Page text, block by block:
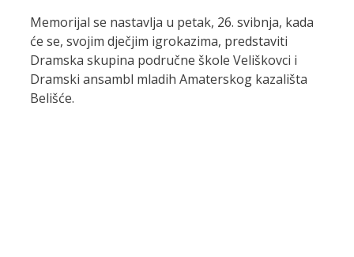
Memorijal se nastavlja u petak, 26. svibnja, kada
će se, svojim dječjim igrokazima, predstaviti
Dramska skupina područne škole Veliškovci i
Dramski ansambl mladih Amaterskog kazališta
Belišće.